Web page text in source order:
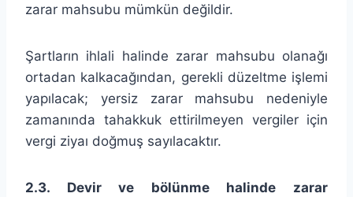
zarar mahsubu mümkün değildir.
Şartların ihlali halinde zarar mahsubu olanağı
ortadan kalkacağından, gerekli düzeltme işlemi
yapılacak; yersiz zarar mahsubu nedeniyle
zamanında tahakkuk ettirilmeyen vergiler için
vergi ziyaı doğmuş sayılacaktır.
2.3. Devir ve bölünme halinde zarar